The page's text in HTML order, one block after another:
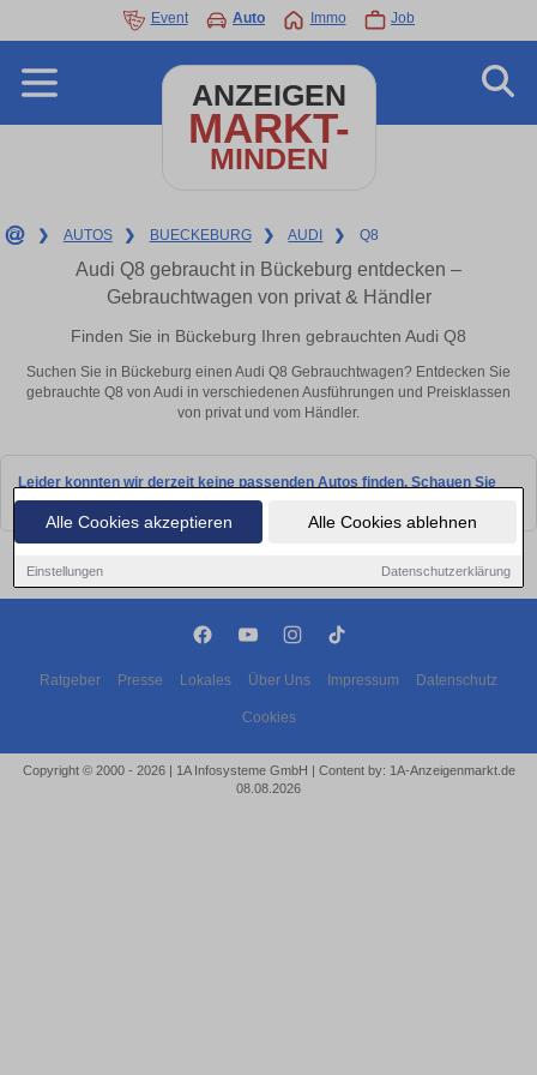
Alle Cookies akzeptieren Alle Cookies ablehnen
Einstellungen Datenschutzerklärung
Event Auto Immo Job
ANZEIGEN
MARKT-
MINDEN
❯ AUTOS ❯ BUECKEBURG ❯ AUDI ❯ Q8
Audi Q8 gebraucht in Bückeburg entdecken –
Gebrauchtwagen von privat & Händler
Finden Sie in Bückeburg Ihren gebrauchten Audi Q8
Suchen Sie in Bückeburg einen Audi Q8 Gebrauchtwagen? Entdecken Sie
gebrauchte Q8 von Audi in verschiedenen Ausführungen und Preisklassen
von privat und vom Händler.
Leider konnten wir derzeit keine passenden Autos finden. Schauen Sie
bald wieder vorbei!
Ratgeber Presse Lokales Über Uns Impressum Datenschutz
Cookies
Copyright © 2000 - 2026 | 1A Infosysteme GmbH | Content by: 1A-Anzeigenmarkt.de
08.08.2026